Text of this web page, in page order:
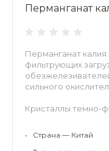
Перманганат
Перманганат
фильтрующих
сильного
Кристаллы темно-
•
Страна — Китай